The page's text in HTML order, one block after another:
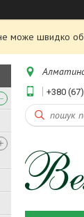
може швидко
+380